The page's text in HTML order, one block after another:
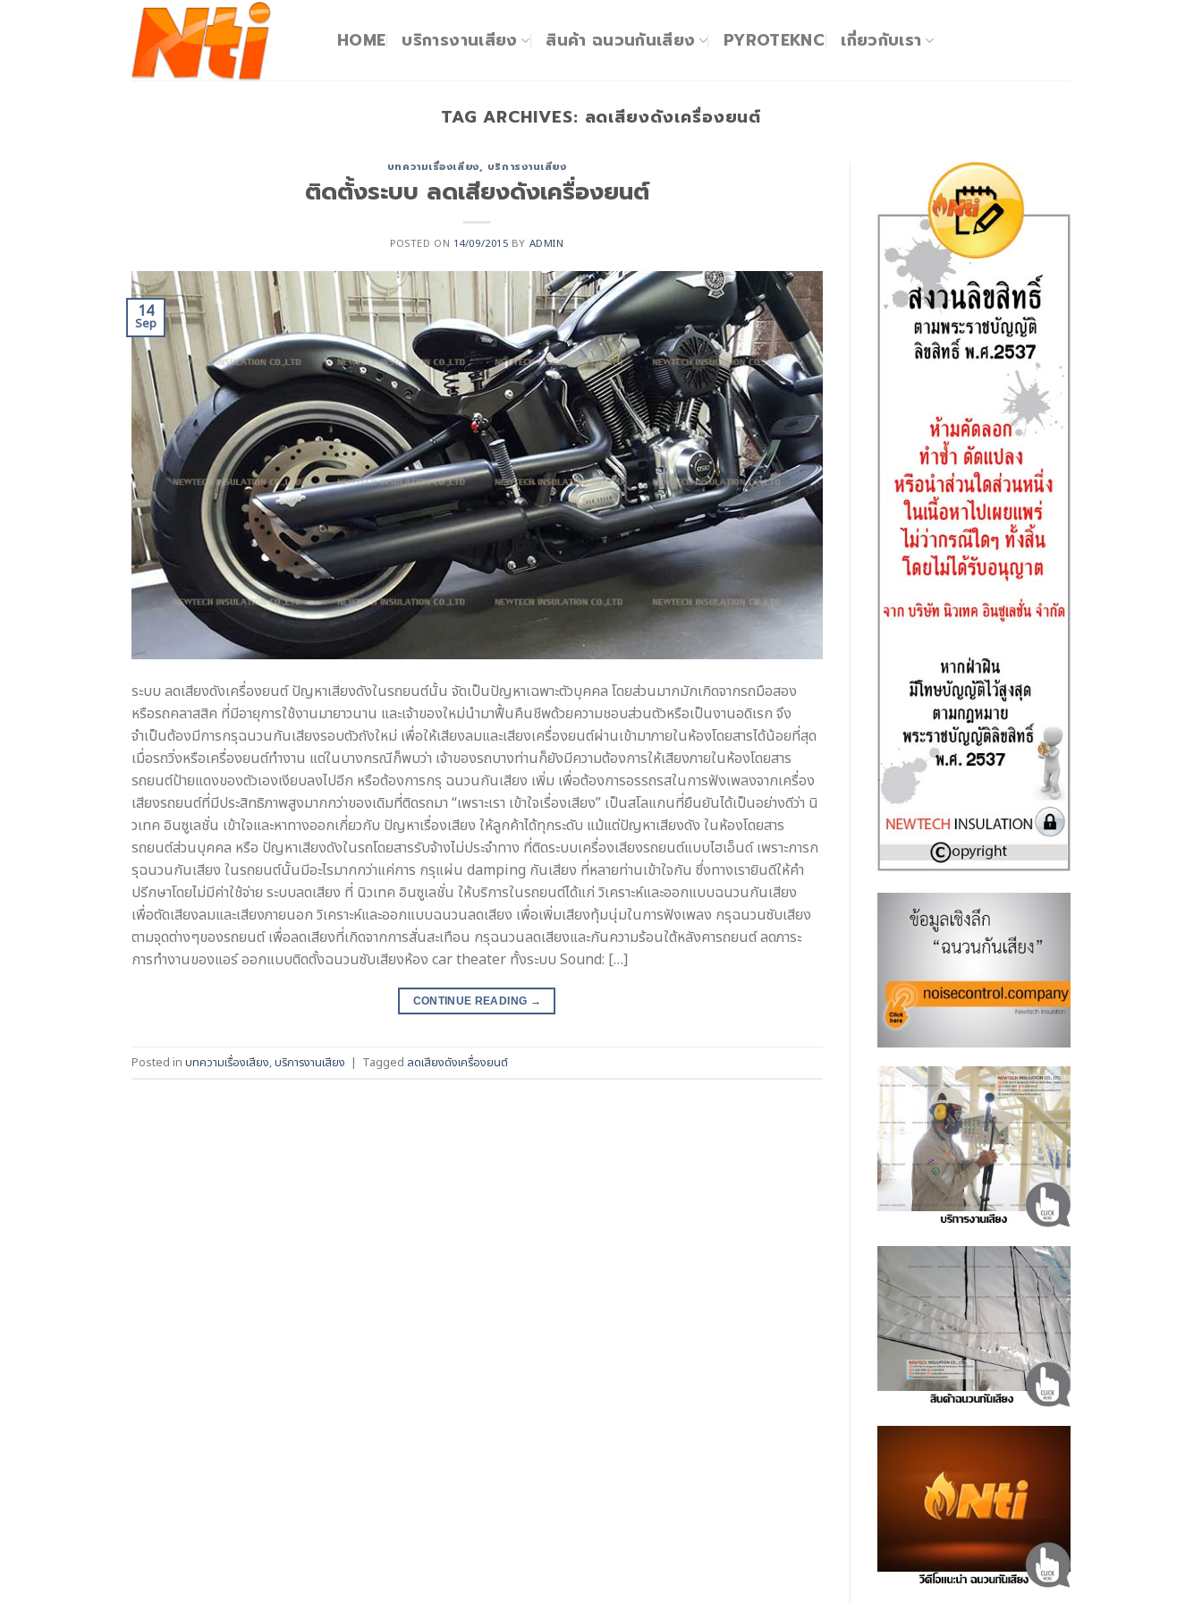
HOME บริการงานเสียง สินค้า ฉนวนกันเสียง PYROTEKNC เกี่ยวกับเรา
TAG ARCHIVES: ลดเสียงดังเครื่องยนต์
บทความเรื่องเสียง, บริการงานเสียง
ติดตั้งระบบ ลดเสียงดังเครื่องยนต์
POSTED ON 14/09/2015 BY ADMIN
14
Sep
ระบบ ลดเสียงดังเครื่องยนต์ ปัญหาเสียงดังในรถยนต์นั้น จัดเป็นปัญหาเฉพาะตัวบุคคล โดยส่วนมากมักเกิดจากรถมือสอง
หรือรถคลาสสิค ที่มีอายุการใช้งานมายาวนาน และเจ้าของใหม่นำมาฟื้นคืนชีพด้วยความชอบส่วนตัวหรือเป็นงานอดิเรก จึง
จำเป็นต้องมีการกรุฉนวนกันเสียงรอบตัวถังใหม่ เพื่อให้เสียงลมและเสียงเครื่องยนต์ผ่านเข้ามาภายในห้องโดยสารได้น้อยที่สุด
เมื่อรถวิ่งหรือเครื่องยนต์ทำงาน แต่ในบางกรณีก็พบว่า เจ้าของรถบางท่านก็ยังมีความต้องการให้เสียงภายในห้องโดยสาร
รถยนต์ป้ายแดงของตัวเองเงียบลงไปอีก หรือต้องการกรุ ฉนวนกันเสียง เพิ่ม เพื่อต้องการอรรถรสในการฟังเพลงจากเครื่อง
เสียงรถยนต์ที่มีประสิทธิภาพสูงมากกว่าของเดิมที่ติดรถมา “เพราะเรา เข้าใจเรื่องเสียง” เป็นสโลแกนที่ยืนยันได้เป็นอย่างดีว่า นิ
วเทค อินซูเลชั่น เข้าใจและหาทางออกเกี่ยวกับ ปัญหาเรื่องเสียง ให้ลูกค้าได้ทุกระดับ แม้แต่ปัญหาเสียงดัง ในห้องโดยสาร
รถยนต์ส่วนบุคคล หรือ ปัญหาเสียงดังในรถโดยสารรับจ้างไม่ประจำทาง ที่ติดระบบเครื่องเสียงรถยนต์แบบไฮเอ็นด์ เพราะการก
รุฉนวนกันเสียง ในรถยนต์นั้นมีอะไรมากกว่าแค่การ กรุแผ่น damping กันเสียง ที่หลายท่านเข้าใจกัน ซึ่งทางเรายินดีให้คำ
ปรีกษาโดยไม่มีค่าใช้จ่าย ระบบลดเสียง ที่ นิวเทค อินซูเลชั่น ให้บริการในรถยนต์ได้แก่ วิเคราะห์และออกแบบฉนวนกันเสียง
เพื่อตัดเสียงลมและเสียงภายนอก วิเคราะห์และออกแบบฉนวนลดเสียง เพื่อเพิ่มเสียงทุ้มนุ่มในการฟังเพลง กรุฉนวนซับเสียง
ตามจุดต่างๆของรถยนต์ เพื่อลดเสียงที่เกิดจากการสั่นสะเทือน กรุฉนวนลดเสียงและกันความร้อนใต้หลังคารถยนต์ ลดภาระ
การทำงานของแอร์ ออกแบบติดตั้งฉนวนซับเสียงห้อง car theater ทั้งระบบ Sound: […]
CONTINUE READING →
Posted in บทความเรื่องเสียง,บริการงานเสียง | Tagged ลดเสียงดังเครื่องยนต์